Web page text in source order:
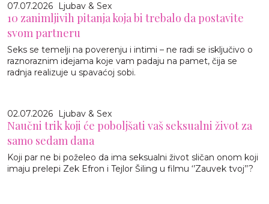
07.07.2026 Ljubav & Sex
10 zanimljivih pitanja koja bi trebalo da postavite
svom partneru
Seks se temelji na poverenju i intimi – ne radi se isključivo o
raznoraznim idejama koje vam padaju na pamet, čija se
radnja realizuje u spavaćoj sobi.
02.07.2026 Ljubav & Sex
Naučni trik koji će poboljšati vaš seksualni život za
samo sedam dana
Koji par ne bi poželeo da ima seksualni život sličan onom koji
imaju prelepi Zek Efron i Tejlor Šiling u filmu ‘’Zauvek tvoj’’?